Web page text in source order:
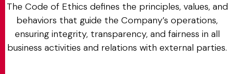
MAGAZINE
The Code of Ethics defines the principles, values, and
behaviors that guide the Company’s operations,
ensuring integrity, transparency, and fairness in all
business activities and relations with external parties.